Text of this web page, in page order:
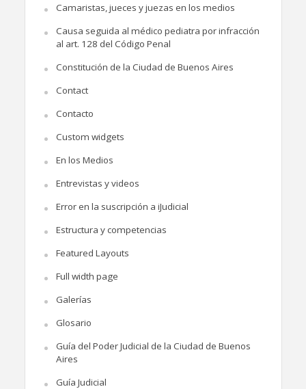
Camaristas, jueces y juezas en los medios
Causa seguida al médico pediatra por infracción
al art. 128 del Código Penal
Constitución de la Ciudad de Buenos Aires
Contact
Contacto
Custom widgets
En los Medios
Entrevistas y videos
Error en la suscripción a iJudicial
Estructura y competencias
Featured Layouts
Full width page
Galerías
Glosario
Guía del Poder Judicial de la Ciudad de Buenos
Aires
Guía Judicial